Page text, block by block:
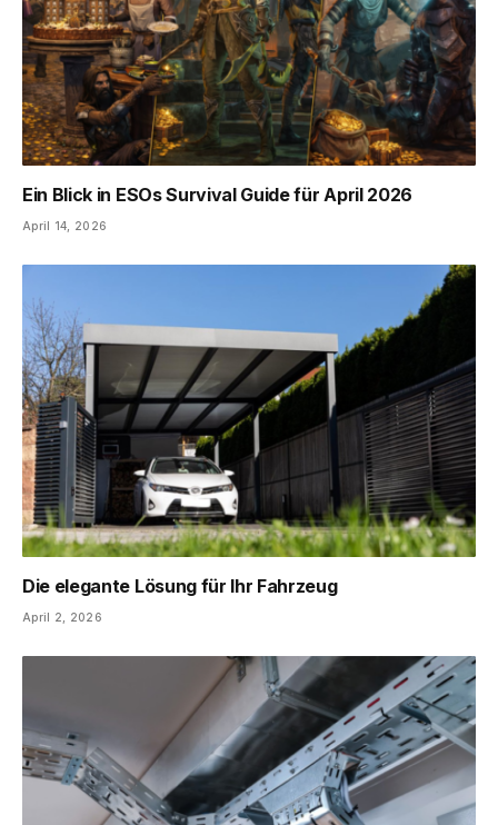
Ein Blick in ESOs Survival Guide für April 2026
April 14, 2026
Die elegante Lösung für Ihr Fahrzeug
April 2, 2026